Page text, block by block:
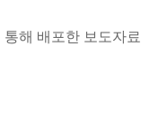
통해 배포한 보도자